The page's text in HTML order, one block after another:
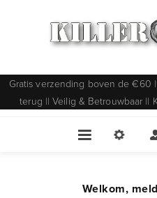
Gratis verzending boven de €60
terug || Veilig & Betrouwbaar ||
Welkom,